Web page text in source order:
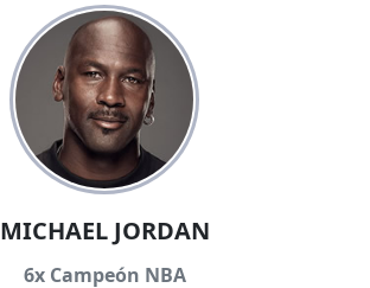
MICHAEL JORDAN
6x Campeón NBA